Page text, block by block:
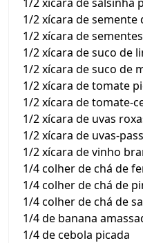
1/2 xícara de semente
1/2 xícara de
1/2 xícara de suco de
1/2 xícara de suco de
1/2 xícara de tomate
1/2 xícara de tomate-
1/2 xícara de uvas
1/2 xícara de uvas-
1/2 xícara de vinho
1/4 colher de chá de
1/4 colher de chá de
1/4 colher de chá de
1/4 de banana
1/4 de cebola picada